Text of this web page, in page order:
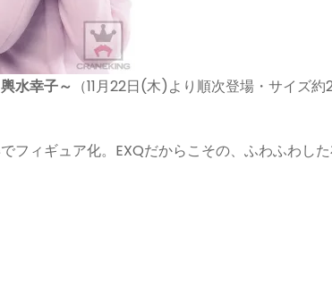
水幸子～ （11月22日(木)より順次登場・サイズ約
フィギュア化。EXQだからこその、ふわふわし